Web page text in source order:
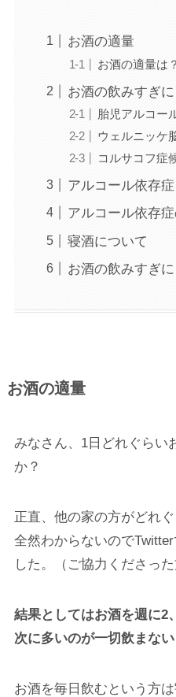
お酒の適量
お酒の適量は？
お酒の飲みすぎ
胎児アルコー
ウェルニッケ
コルサコフ症
アルコール依存症
アルコール依存
寝酒について
お酒の飲みすぎ
お酒の適量
みなさん、1日どれぐらい
か？
正直、他の家の方がどれ
全然わからないので
した。（ご協力くださっ
結果としてはお酒を週に2
次に多いのが一切飲まな
お酒を毎日飲むという方